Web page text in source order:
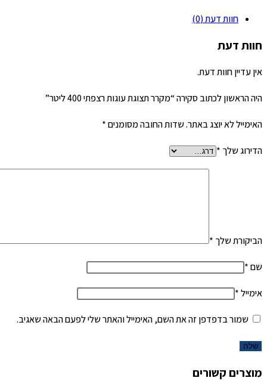
חוות דעת (0)
חוות דעת
אין עדיין חוות דעת.
היה הראשון לכתוב סקירה “מקרר תצוגת עוגות רצפתי 400 ליטר”
האימייל לא יוצג באתר.שדות החובה מסומנים*
הדירוג שלך*
הביקורת שלך*
שם*
אימייל*
שמור בדפדפן זה את השם, האימייל והאתר שלי לפעם הבאה שאגיב.
מוצרים קשורים